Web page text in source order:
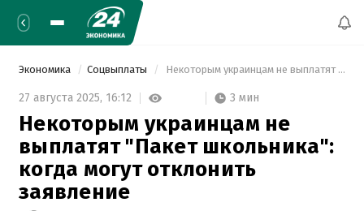
Экономика Соцвыплаты Некоторым украинцам не выплатят "Пакет школьника": когда могут отклонить заявление
27 августа 2025, 16:12 3 мин
Некоторым украинцам не
выплатят "Пакет школьника":
когда могут отклонить
заявление